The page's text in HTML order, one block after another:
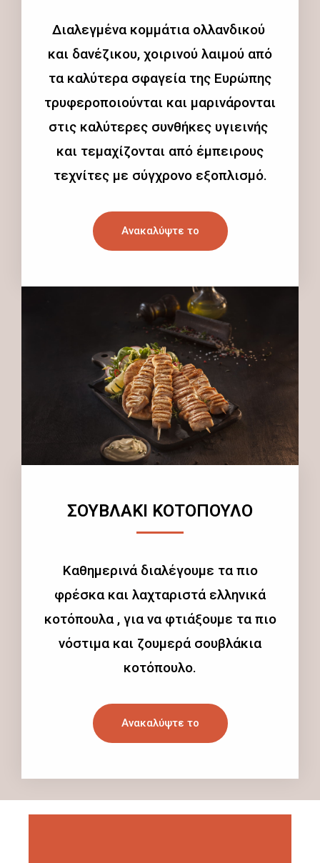
Διαλεγμένα κομμάτια ολλανδικού
και δανέζικου, χοιρινού λαιμού από
τα καλύτερα σφαγεία της Ευρώπης
τρυφεροποιούνται και μαρινάρονται
στις καλύτερες συνθήκες υγιεινής
και τεμαχίζονται από έμπειρους
τεχνίτες με σύγχρονο εξοπλισμό.
Ανακαλύψτε το
ΣΟΥΒΛΑΚΙ ΚΟΤΟΠΟΥΛΟ
Καθημερινά διαλέγουμε τα πιο
φρέσκα και λαχταριστά ελληνικά
κοτόπουλα , για να φτιάξουμε τα πιο
νόστιμα και ζουμερά σουβλάκια
κοτόπουλο.
Ανακαλύψτε το